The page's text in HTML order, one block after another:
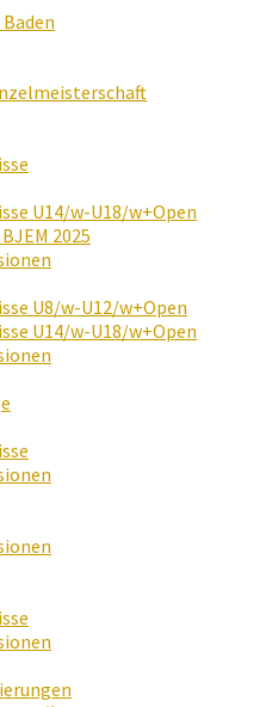
U14/w-U18/w+Open
2025
U8/w-U12/w+Open
U14/w-U18/w+Open